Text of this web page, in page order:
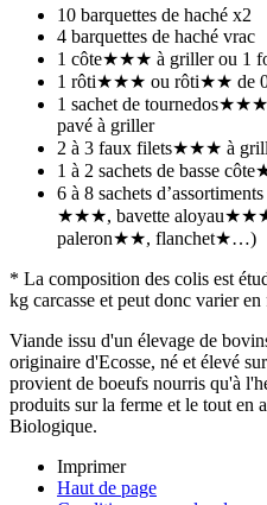
10 barquettes de haché x2
4 barquettes de haché vrac
1 côte★★★ à griller ou 1
1 rôti★★★ ou rôti★★ de
1 sachet de
pavé à griller
2 à 3 faux filets★★★ à
1 à 2 sachets de basse
6 à 8 sachets
★★★, bavette
paleron★★, flanchet★…)
* La composition des colis est
kg carcasse et peut donc varier
Viande issu d'un élevage de
originaire d'Ecosse, né et élevé
provient de boeufs nourris qu'à
produits sur la ferme et le tout en
Biologique.
Imprimer
Haut de page